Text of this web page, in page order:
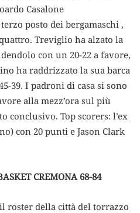
Casalone
posto dei bergamaschi ,
Treviglio ha alzato la
con un 20-22 a favore,
ha raddrizzato la sua barca
39. I padroni di casa si sono
alla mezz’ora sul più
conclusivo. Top scorers: l’ex
con 20 punti e Jason Clark
CREMONA 68-84
roster della città del torrazzo